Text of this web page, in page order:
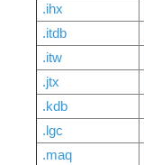
.ihx
.itdb
.itw
.jtx
.kdb
.lgc
.maq